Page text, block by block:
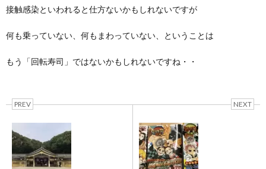
接触感染といわれると仕方ないかもしれないですが
何も乗っていない、何もまわっていない、ということは
もう「回転寿司」ではないかもしれないですね・・
PREV NEXT